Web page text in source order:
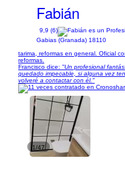
Fabián
9,9 (6)
Gabias (Granada) 18110
tarima, reformas en general. Oficial
reformas.
Francisco dice: "Un profesional
quedado impecable, si alguna vez
volveré a contactar con él."
1/47